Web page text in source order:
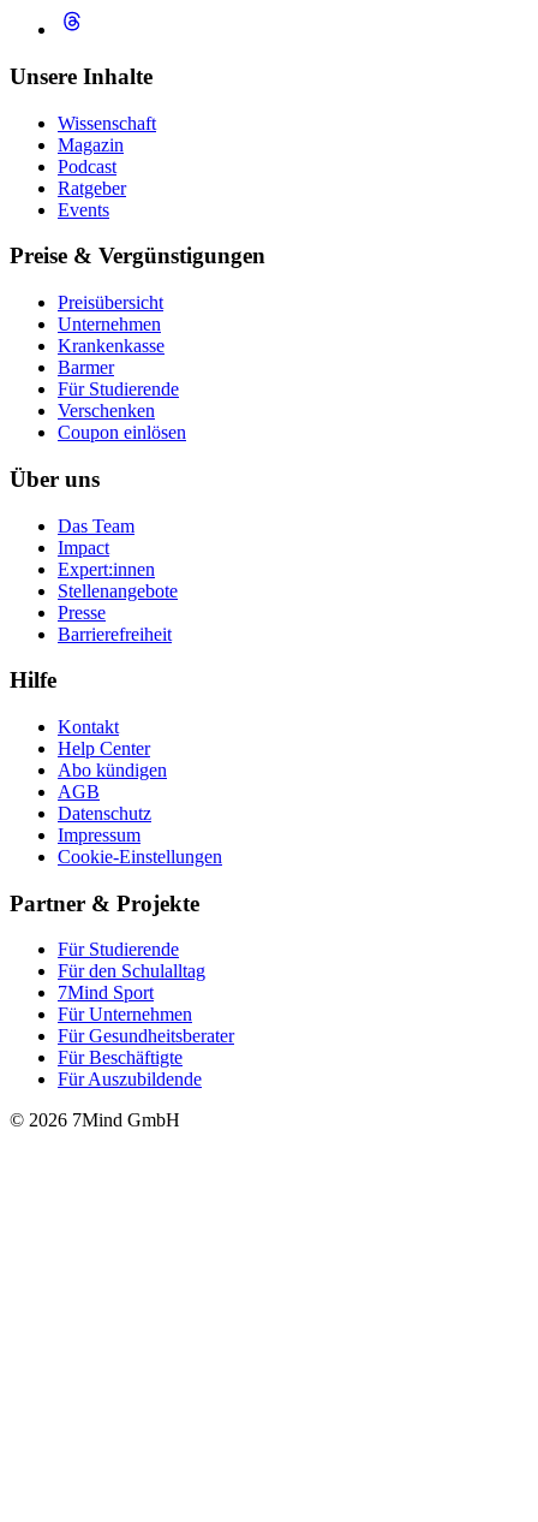
Unsere Inhalte
Wissenschaft
Magazin
Podcast
Ratgeber
Events
Preise & Vergünstigungen
Preisübersicht
Unternehmen
Krankenkasse
Barmer
Für Studierende
Ver­schen­ken
Coupon einlösen
Über uns
Das Team
Impact
Expert:innen
Stellenangebote
Presse
Barrierefreiheit
Hilfe
Kontakt
Help Center
Abo kündigen
AGB
Datenschutz
Impressum
Cookie-Einstellungen
Partner & Projekte
Für Stu­die­rende
Für den Schulalltag
7Mind Sport
Für Unter­neh­men
Für Gesund­heits­be­ra­ter
Für Beschäftigte
Für Auszubildende
© 2026 7Mind GmbH